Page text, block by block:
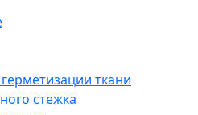
ткани
стежка